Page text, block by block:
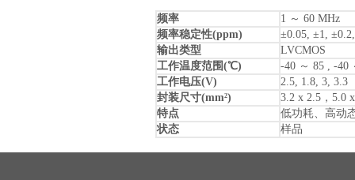
频率
1 ～ 60 MHz
频率稳定性(ppm)
±0.05, ±1, ±0.2,
输出类型
LVCMOS
工作温度范围(℃)
-40 ～ 85 , -40
工作电压(V)
2.5, 1.8, 3, 3.3
封装尺寸(mm2)
3.2 x 2.5，5.0
特点
低功耗、高动
状态
样品